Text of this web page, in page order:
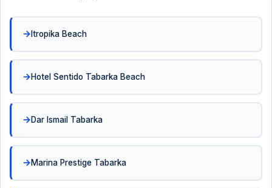
Itropika Beach
Hotel Sentido Tabarka Beach
Dar Ismail Tabarka
Marina Prestige Tabarka